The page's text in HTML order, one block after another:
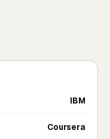
IBM
Coursera